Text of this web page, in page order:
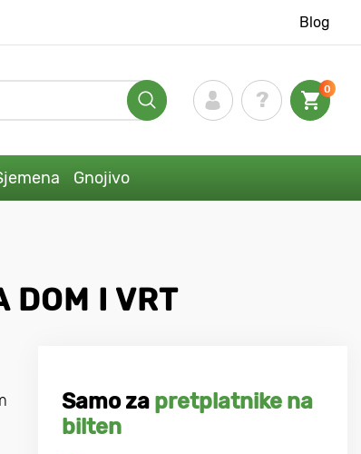
Blog
0
Gnojivo
DOM I VRT
Samo za pretplatnike na
bilten